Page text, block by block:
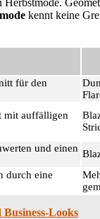
Herbstmode.
kennt keine
für den
mit auffälligen
und einen
durch eine
Looks